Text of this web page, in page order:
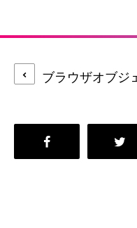
ブラウザオブジ